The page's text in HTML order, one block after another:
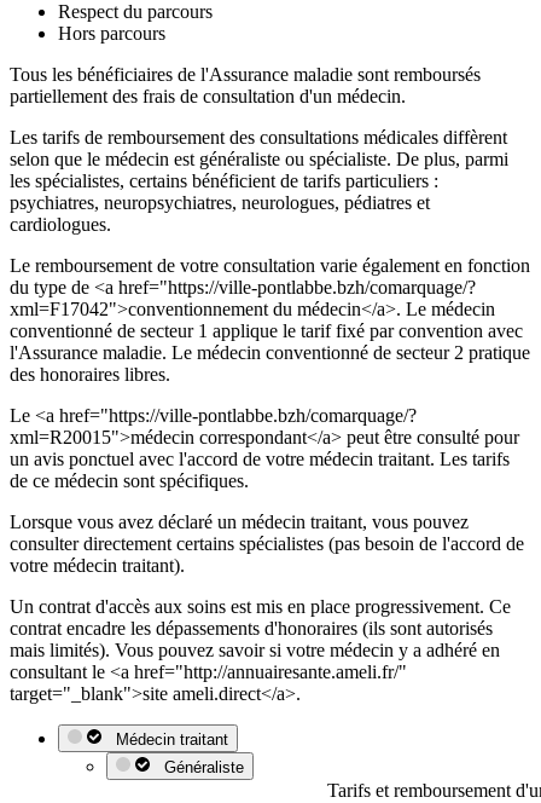
Respect du parcours
Hors parcours
Tous les bénéficiaires de l'Assurance maladie sont remboursés
partiellement des frais de consultation d'un médecin.
Les tarifs de remboursement des consultations médicales diffèrent
selon que le médecin est généraliste ou spécialiste. De plus, parmi
les spécialistes, certains bénéficient de tarifs particuliers :
psychiatres, neuropsychiatres, neurologues, pédiatres et
cardiologues.
Le remboursement de votre consultation varie également en fonction
du type de <a href="https://ville-pontlabbe.bzh/comarquage/?
xml=F17042">conventionnement du médecin</a>. Le médecin
conventionné de secteur 1 applique le tarif fixé par convention avec
l'Assurance maladie. Le médecin conventionné de secteur 2 pratique
des honoraires libres.
Le <a href="https://ville-pontlabbe.bzh/comarquage/?
xml=R20015">médecin correspondant</a> peut être consulté pour
un avis ponctuel avec l'accord de votre médecin traitant. Les tarifs
de ce médecin sont spécifiques.
Lorsque vous avez déclaré un médecin traitant, vous pouvez
consulter directement certains spécialistes (pas besoin de l'accord de
votre médecin traitant).
Un contrat d'accès aux soins est mis en place progressivement. Ce
contrat encadre les dépassements d'honoraires (ils sont autorisés
mais limités). Vous pouvez savoir si votre médecin y a adhéré en
consultant le <a href="http://annuairesante.ameli.fr/"
target="_blank">site ameli.direct</a>.
Médecin traitant
Généraliste
Tarifs et remboursement